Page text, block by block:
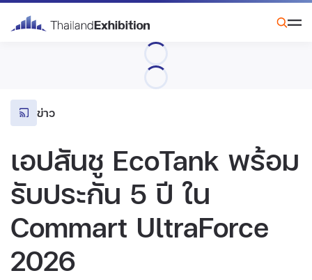
ข่าว
เอปสันชู EcoTank พร้อม
รับประกัน 5 ปี ใน
Commart UltraForce
2026